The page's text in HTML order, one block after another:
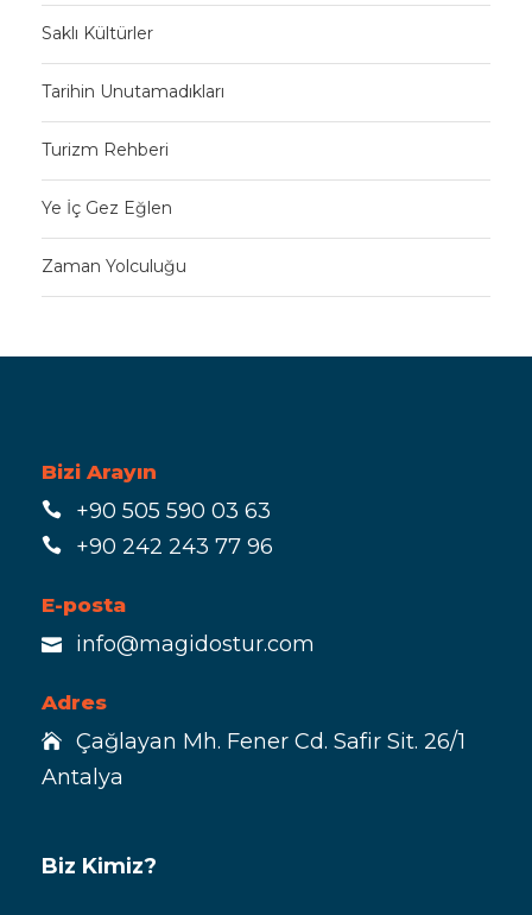
Saklı Kültürler
Tarihin Unutamadıkları
Turizm Rehberi
Ye İç Gez Eğlen
Zaman Yolculuğu
Bizi Arayın
+90 505 590 03 63
+90 242 243 77 96
E-posta
info@magidostur.com
Adres
Çağlayan Mh. Fener Cd. Safir Sit. 26/1
Antalya
Biz Kimiz?